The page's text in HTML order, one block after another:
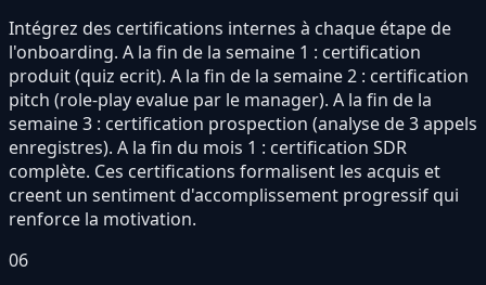
Intégrez des certifications internes à chaque étape de
l'onboarding. A la fin de la semaine 1 : certification
produit (quiz ecrit). A la fin de la semaine 2 : certification
pitch (role-play evalue par le manager). A la fin de la
semaine 3 : certification prospection (analyse de 3 appels
enregistres). A la fin du mois 1 : certification SDR
complète. Ces certifications formalisent les acquis et
creent un sentiment d'accomplissement progressif qui
renforce la motivation.
06